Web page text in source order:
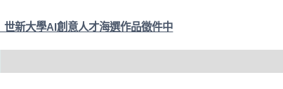
世新大學AI創意人才海選作品徵件中